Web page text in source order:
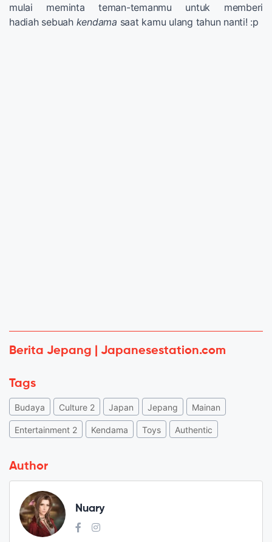
mulai meminta teman-temanmu untuk memberi
hadiah sebuah kendama saat kamu ulang tahun nanti! :p
Berita Jepang | Japanesestation.com
Tags
Budaya Culture 2 Japan Jepang Mainan
Entertainment 2 Kendama Toys Authentic
Author
Nuary